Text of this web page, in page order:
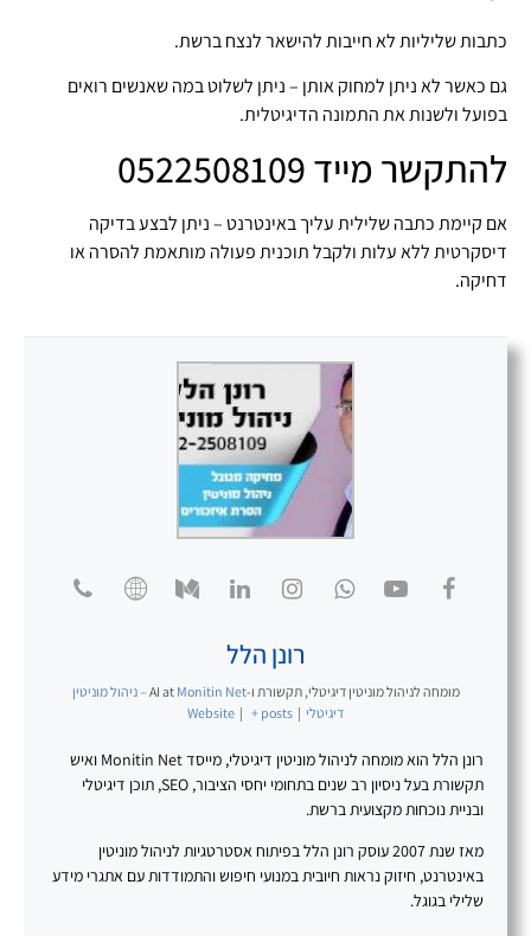
כתבות שליליות לא חייבות להישאר לנצח ברשת.
גם כאשר לא ניתן למחוק אותן – ניתן לשלוט במה שאנשים רואים
בפועל ולשנות את התמונה הדיגיטלית.
להתקשר מייד 0522508109
אם קיימת כתבה שלילית עליך באינטרנט – ניתן לבצע בדיקה
דיסקרטית ללא עלות ולקבל תוכנית פעולה מותאמת להסרה או
דחיקה.
רונן הלל
מומחה לניהול מוניטין דיגיטלי, תקשורת ו-AI at
Monitin Net – ניהול מוניטין
דיגיטלי |
Website | + posts
רונן הלל הוא מומחה לניהול מוניטין דיגיטלי, מייסד Monitin Net ואיש
תקשורת בעל ניסיון רב שנים בתחומי יחסי הציבור, SEO, תוכן דיגיטלי
ובניית נוכחות מקצועית ברשת.
מאז שנת 2007 עוסק רונן הלל בפיתוח אסטרטגיות לניהול מוניטין
באינטרנט, חיזוק נראות חיובית במנועי חיפוש והתמודדות עם אתגרי מידע
שלילי בגוגל.